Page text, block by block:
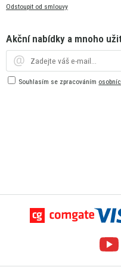
Odstoupit od smlouvy
Akční nabídky a mnoho
Souhlasím se zpracováním